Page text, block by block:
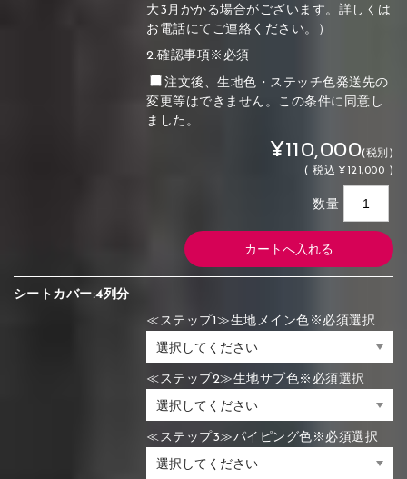
大3月かかる場合がございます。詳しくは
お電話にてご連絡ください。）
2.確認事項※必須
注文後、生地色・ステッチ色発送先の
変更等はできません。この条件に同意し
ました。
¥110,000(税別)
(税込 ¥121,000 )
数量
シートカバー:4列分
≪ステップ1≫生地メイン色※必須選択
≪ステップ2≫生地サブ色※必須選択
≪ステップ3≫パイピング色※必須選択